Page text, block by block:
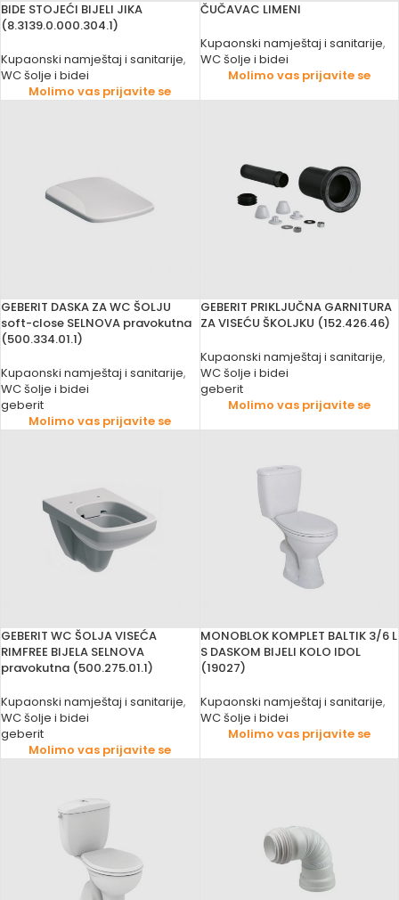
BIDE STOJEĆI BIJELI JIKA
(8.3139.0.000.304.1)
Kupaonski namještaj i sanitarije,
WC šolje i bidei
Molimo vas prijavite se
ČUČAVAC LIMENI
Kupaonski namještaj i sanitarije,
WC šolje i bidei
Molimo vas prijavite se
GEBERIT DASKA ZA WC ŠOLJU
soft-close SELNOVA pravokutna
(500.334.01.1)
Kupaonski namještaj i sanitarije,
WC šolje i bidei
geberit
Molimo vas prijavite se
GEBERIT PRIKLJUČNA GARNITURA
ZA VISEĆU ŠKOLJKU (152.426.46)
Kupaonski namještaj i sanitarije,
WC šolje i bidei
geberit
Molimo vas prijavite se
GEBERIT WC ŠOLJA VISEĆA
RIMFREE BIJELA SELNOVA
pravokutna (500.275.01.1)
Kupaonski namještaj i sanitarije,
WC šolje i bidei
geberit
Molimo vas prijavite se
MONOBLOK KOMPLET BALTIK 3/6 L
S DASKOM BIJELI KOLO IDOL
(19027)
Kupaonski namještaj i sanitarije,
WC šolje i bidei
Molimo vas prijavite se